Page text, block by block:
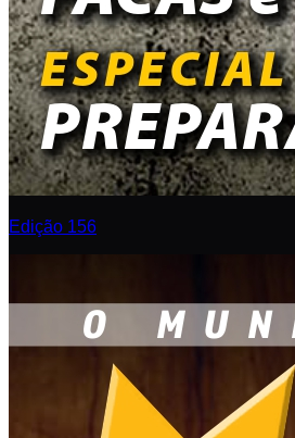
Edição 156